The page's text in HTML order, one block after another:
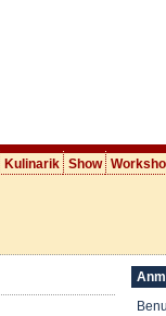
Kulinarik Show